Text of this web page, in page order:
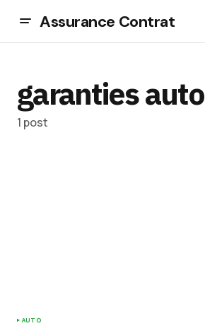
Assurance Contrat
garanties auto
1 post
AUTO